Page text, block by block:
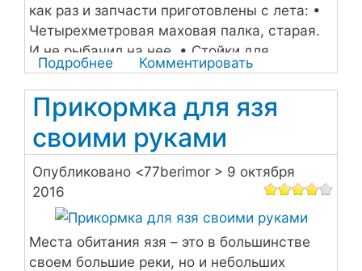
как раз и запчасти приготовлены с лета: •
Четырехметровая маховая палка, старая.
И не рыбачил на нее. • Стойки для
карповых сигнализаторов.
Подробнее
своими
руками
Комментировать
Прикормка для язя
своими руками
Опубликовано <77berimor > 9 октября
2016
Места обитания язя – это в большинстве
своем большие реки, но и небольших